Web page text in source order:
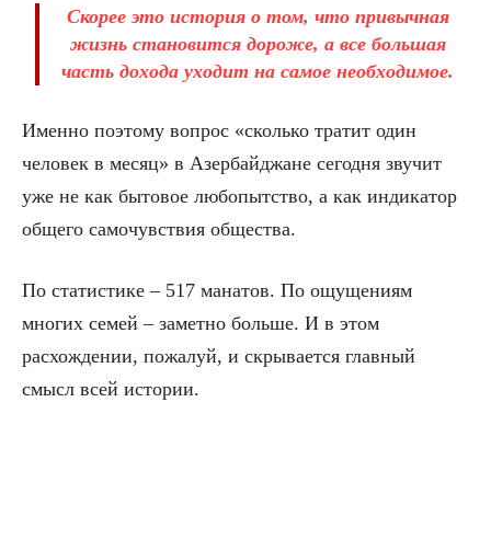
Скорее это история о том, что привычная
жизнь становится дороже, а все большая
часть дохода уходит на самое необходимое.
Именно поэтому вопрос «сколько тратит один
человек в месяц» в Азербайджане сегодня звучит
уже не как бытовое любопытство, а как индикатор
общего самочувствия общества.
По статистике – 517 манатов. По ощущениям
многих семей – заметно больше. И в этом
расхождении, пожалуй, и скрывается главный
смысл всей истории.